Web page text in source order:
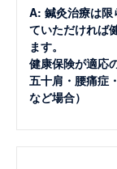
A: 鍼灸治療は限
ていただければ
ます。
健康保険が適応
五十肩・腰痛症
など場合）